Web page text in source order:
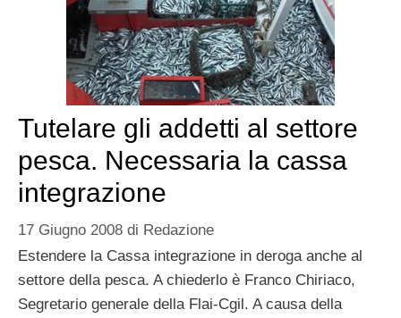
Tutelare gli addetti al settore
pesca. Necessaria la cassa
integrazione
17 Giugno 2008 di Redazione
Estendere la Cassa integrazione in deroga anche al
settore della pesca. A chiederlo è Franco Chiriaco,
Segretario generale della Flai-Cgil. A causa della